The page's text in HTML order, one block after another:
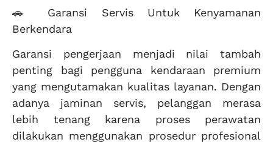
🚗 Garansi Servis Untuk Kenyamanan
Berkendara
Garansi pengerjaan menjadi nilai tambah
penting bagi pengguna kendaraan premium
yang mengutamakan kualitas layanan. Dengan
adanya jaminan servis, pelanggan merasa
lebih tenang karena proses perawatan
dilakukan menggunakan prosedur profesional